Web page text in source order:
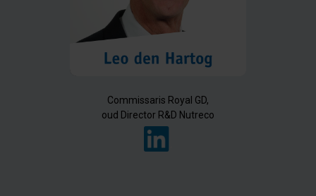
Commissaris Royal GD,
oud Director R&D Nutreco